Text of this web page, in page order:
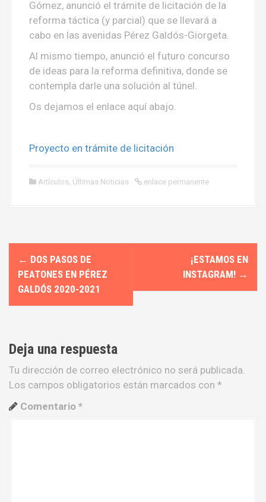
Gómez, anunció el trámite de licitación de la
reforma táctica (y parcial) que se llevará a
cabo en las avenidas Pérez Galdós-Giorgeta.
Al mismo tiempo, anunció el futuro concurso
de ideas para la reforma definitiva, donde se
contempla darle una solución al túnel.
Os dejamos el enlace aquí abajo.
Proyecto en trámite de licitación
Artículos, Últimas Noticias enlace permanente
N
v
g
a
c
i
← DOS PASOS DE
PEATONES EN PÉREZ
GALDÓS 2020-2021
¡ESTAMOS EN
INSTAGRAM! →
Deja una respuesta
Tu dirección de correo electrónico no será publicada.
Los campos obligatorios están marcados con *
Comentario *